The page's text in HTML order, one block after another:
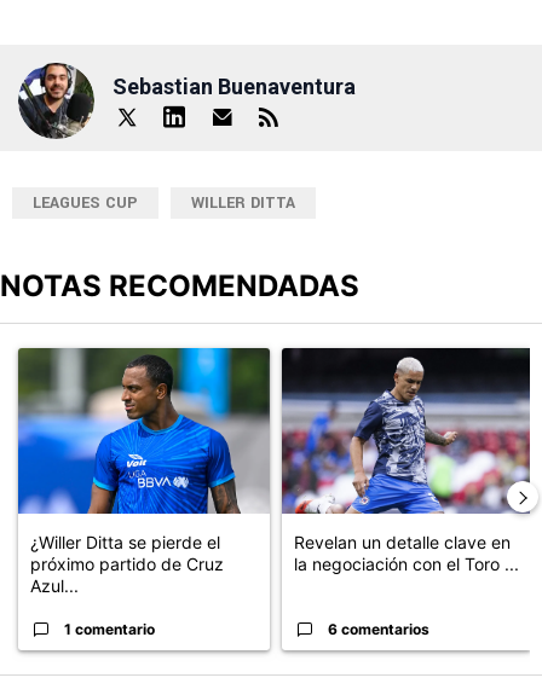
Sebastian Buenaventura
NOTAS RECOMENDADAS
Este listado muestra los artículos con más comentarios en los
Un artículo de tendencia con el título "¿Willer Ditta se pierde el
¿Willer Ditta se pierde el
próximo partido de Cruz
Un artículo de tendencia con el
Revelan un detalle clave en
la negociación con el Toro ...